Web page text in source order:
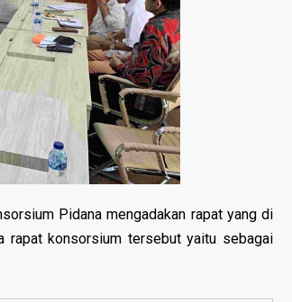
Pidana mengadakan rapat yang di
rapat konsorsium tersebut yaitu sebagai